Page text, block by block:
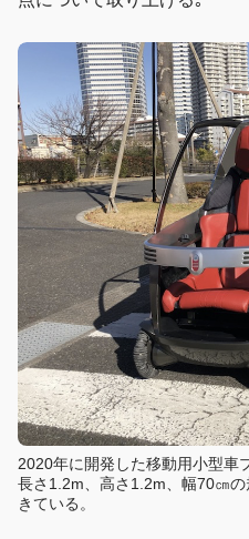
2020年に開発した移動用小型車
長さ1.2m、高さ1.2m、幅70㎝
きている。